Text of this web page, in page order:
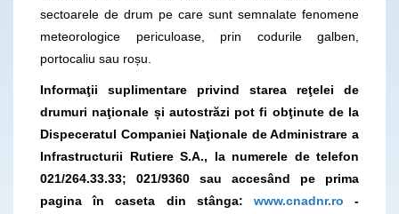
sectoarele de drum pe care sunt semnalate fenomene
meteorologice periculoase, prin codurile galben,
portocaliu sau roșu.
Informaţii suplimentare privind starea reţelei de
drumuri naţionale și autostrăzi pot fi obţinute de la
Dispeceratul Companiei Naţionale de Administrare a
Infrastructurii Rutiere S.A., la numerele de telefon
021/264.33.33; 021/9360 sau accesând pe prima
pagina în caseta din stânga: www.cnadnr.ro -